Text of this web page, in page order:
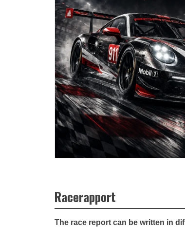
Racerapport
The race report can be written in